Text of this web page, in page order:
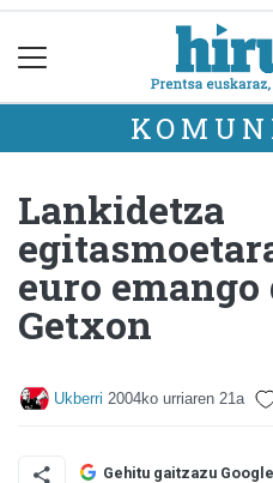
Lankidetza
euro
Getxon
Ukberri 2004ko urriaren 21a
Gehitu gaitzazu